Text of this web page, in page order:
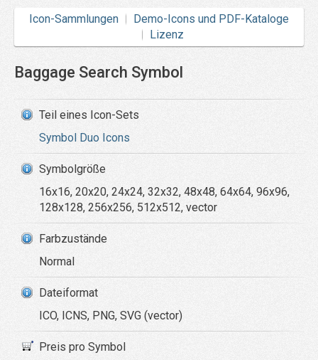
Icon-Sammlungen
Demo-Icons und PDF-Kataloge
Lizenz
Baggage Search Symbol
Teil eines Icon-Sets
Symbol Duo Icons
Symbolgröße
16x16, 20x20, 24x24, 32x32, 48x48, 64x64, 96x96,
128x128, 256x256, 512x512, vector
Farbzustände
Normal
Dateiformat
ICO, ICNS, PNG, SVG (vector)
Preis pro Symbol